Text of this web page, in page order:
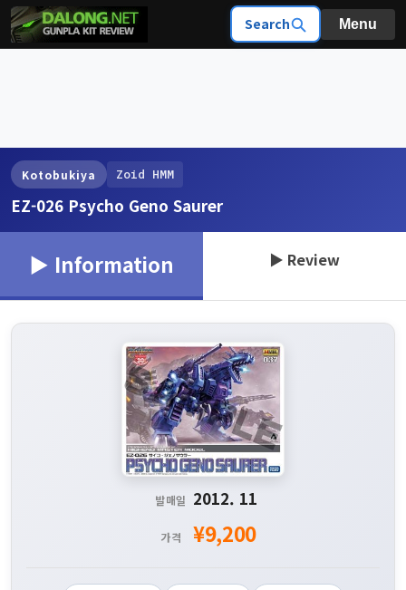
Search Menu
Kotobukiya Zoid HMM
EZ-026 Psycho Geno Saurer
▶ Information ▶ Review
발매일 2012. 11
가격 ¥9,200